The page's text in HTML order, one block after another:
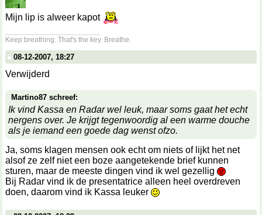
Mijn lip is alweer kapot
Keep breathing. That's the key. Breathe.
08-12-2007, 18:27
Verwijderd
Martino87 schreef:
Ik vind Kassa en Radar wel leuk, maar soms gaat het echt
nergens over. Je krijgt tegenwoordig al een warme douche
als je iemand een goede dag wenst ofzo.
Ja, soms klagen mensen ook echt om niets of lijkt het net
alsof ze zelf niet een boze aangetekende brief kunnen
sturen, maar de meeste dingen vind ik wel gezellig
Bij Radar vind ik de presentatrice alleen heel overdreven
doen, daarom vind ik Kassa leuker